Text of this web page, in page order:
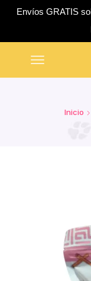
Envíos GRATIS
Inicio